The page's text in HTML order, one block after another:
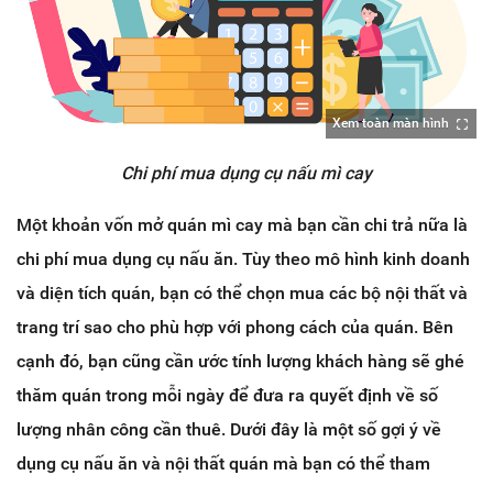
Xem toàn màn hình
Chi phí mua dụng cụ nấu mì cay
Một khoản vốn mở quán mì cay mà bạn cần chi trả nữa là
chi phí mua dụng cụ nấu ăn. Tùy theo mô hình kinh doanh
và diện tích quán, bạn có thể chọn mua các bộ nội thất và
trang trí sao cho phù hợp với phong cách của quán. Bên
cạnh đó, bạn cũng cần ước tính lượng khách hàng sẽ ghé
thăm quán trong mỗi ngày để đưa ra quyết định về số
lượng nhân công cần thuê. Dưới đây là một số gợi ý về
dụng cụ nấu ăn và nội thất quán mà bạn có thể tham